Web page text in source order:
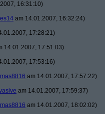
16:31:10)
am 14.01.2007, 16:32:24)
17:28:21)
14.01.2007, 17:51:03)
17:53:16)
am 14.01.2007, 17:57:22)
am 14.01.2007, 17:59:37)
am 14.01.2007, 18:02:02)